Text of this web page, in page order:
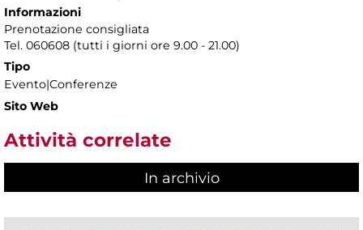
Informazioni
Prenotazione consigliata
Tel. 060608 (tutti i giorni ore 9.00 - 21.00)
Tipo
Evento|Conferenze
Sito Web
Attività correlate
In archivio